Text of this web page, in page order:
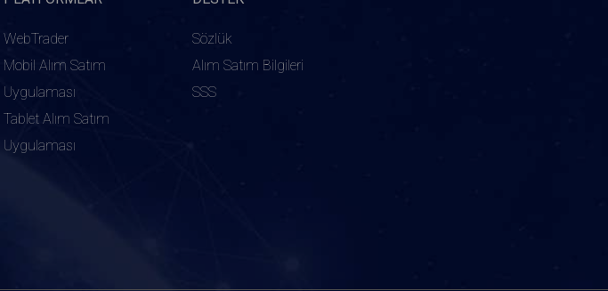
WebTrader
Mobil Alım Satım
Uygulaması
Tablet Alım Satım
Uygulaması
Sözlük
Alım Satım Bilgileri
SSS